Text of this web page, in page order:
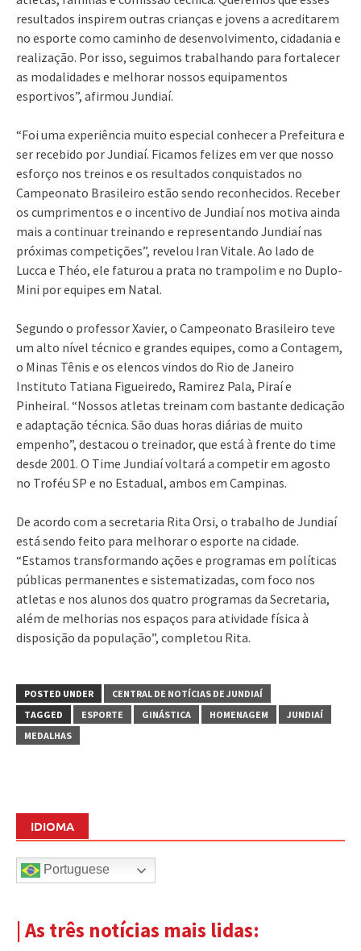
resultados inspirem outras crianças e jovens a acreditarem
no esporte como caminho de desenvolvimento, cidadania e
realização. Por isso, seguimos trabalhando para fortalecer
as modalidades e melhorar nossos equipamentos
esportivos”, afirmou Jundiaí.
“Foi uma experiência muito especial conhecer a Prefeitura e
ser recebido por Jundiaí. Ficamos felizes em ver que nosso
esforço nos treinos e os resultados conquistados no
Campeonato Brasileiro estão sendo reconhecidos. Receber
os cumprimentos e o incentivo de Jundiaí nos motiva ainda
mais a continuar treinando e representando Jundiaí nas
próximas competições”, revelou Iran Vitale. Ao lado de
Lucca e Théo, ele faturou a prata no trampolim e no Duplo-
Mini por equipes em Natal.
Segundo o professor Xavier, o Campeonato Brasileiro teve
um alto nível técnico e grandes equipes, como a Contagem,
o Minas Tênis e os elencos vindos do Rio de Janeiro
Instituto Tatiana Figueiredo, Ramirez Pala, Piraí e
Pinheiral. “Nossos atletas treinam com bastante dedicação
e adaptação técnica. São duas horas diárias de muito
empenho”, destacou o treinador, que está à frente do time
desde 2001. O Time Jundiaí voltará a competir em agosto
no Troféu SP e no Estadual, ambos em Campinas.
De acordo com a secretaria Rita Orsi, o trabalho de Jundiaí
está sendo feito para melhorar o esporte na cidade.
“Estamos transformando ações e programas em políticas
públicas permanentes e sistematizadas, com foco nos
atletas e nos alunos dos quatro programas da Secretaria,
além de melhorias nos espaços para atividade física à
disposição da população”, completou Rita.
POSTED UNDER
CENTRAL DE NOTÍCIAS DE JUNDIAÍ
TAGGED
ESPORTE GINÁSTICA HOMENAGEM
JUNDIAÍ
MEDALHAS
IDIOMA
Portuguese
| As três notícias mais lidas: